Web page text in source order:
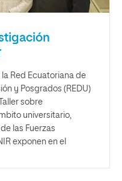
Red Ecuatoriana de
y Posgrados (REDU)
sobre
universitario,
las Fuerzas
exponen en el